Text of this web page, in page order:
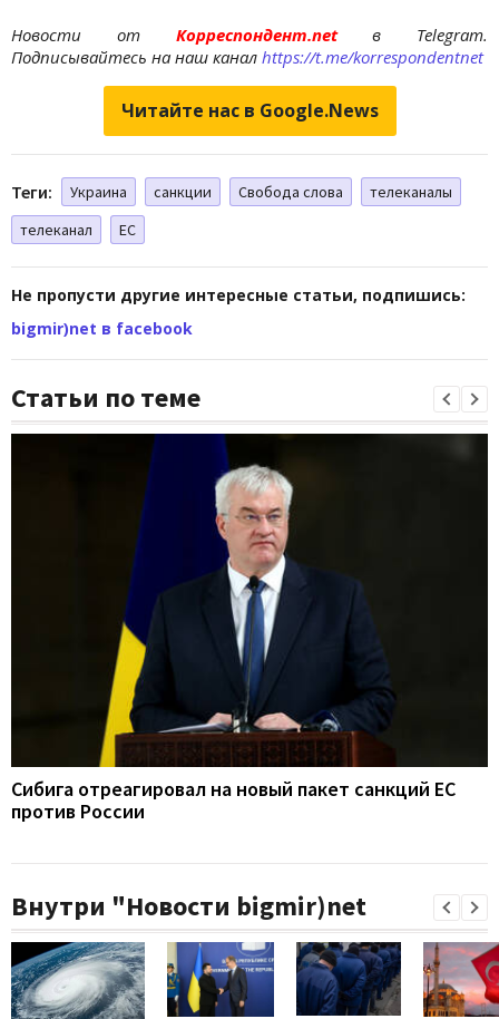
Новости отКорреспондент.netв Telegram.
Подписывайтесь на наш канал https://t.me/korrespondentnet
Читайте нас в Google.News
Теги: Украина санкции Свобода слова
телеканалы
телеканал
ЕС
Не пропусти другие интересные статьи, подпишись:
bigmir)net в facebook
Статьи по теме
Сибига отреагировал на новый пакет санкций ЕС
против России
Внутри "Новости bigmir)net